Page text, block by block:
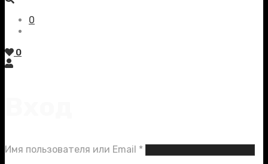
0
0
Имя пользователя или Email *